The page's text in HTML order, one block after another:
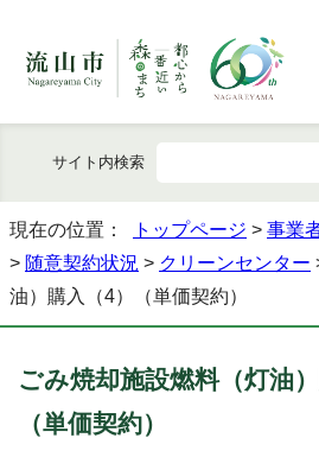
サイト内検索
現在の位置： トップページ > 事業
> 随意契約状況 > クリーンセンター
油）購入（4）（単価契約）
ごみ焼却施設燃料（灯油）
（単価契約）